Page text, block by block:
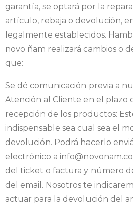
garantía, se optará por la
artículo, rebaja o devolución,
legalmente establecidos.
novo ñam realizará cambios o
que:
Se dé comunicación previa a
Atención al Cliente en el plazo
recepción de los productos:
indispensable sea cual sea el
devolución. Podrá hacerlo
electrónico a
del ticket o factura y número
del email. Nosotros te
actuar para la devolución del